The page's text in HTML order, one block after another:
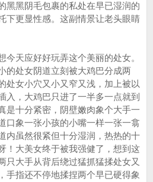
黑黑阴毛包裹的私处在早已湿润的
下更显性感。这副情景让老头眼睛
天应好好玩弄这个美丽的处女。
的处女阴道立刻被大鸡巴分成两
处女小穴又小又窄又浅，加上被以
入，大鸡巴只进了一半多一点就到
是十分紧密，阴壁嫩肉象个大手一
口象一张小孩的小嘴一样一张一翕
内虽然很紧但十分湿润，热热的十
！大美女终于被我强健了，想到这
只大手从背后绕过猛抓猛揉处女又
手指还不停地揉捏两个早已硬得象